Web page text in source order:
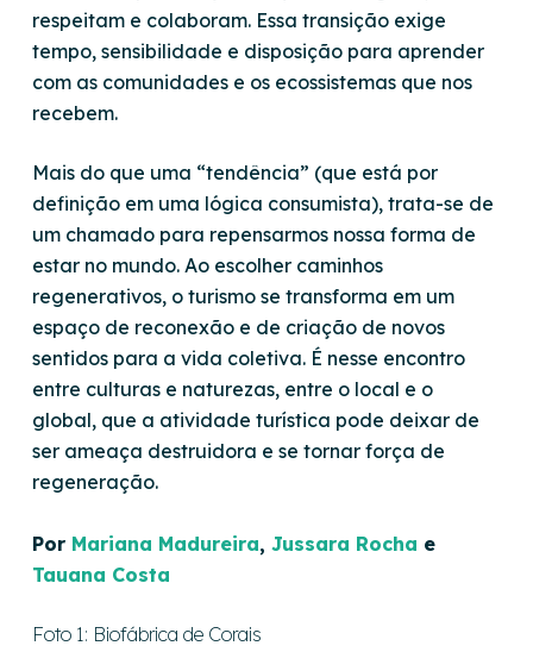
respeitam e colaboram. Essa transição exige
tempo, sensibilidade e disposição para aprender
com as comunidades e os ecossistemas que nos
recebem.
Mais do que uma “tendência” (que está por
definição em uma lógica consumista), trata-se de
um chamado para repensarmos nossa forma de
estar no mundo. Ao escolher caminhos
regenerativos, o turismo se transforma em um
espaço de reconexão e de criação de novos
sentidos para a vida coletiva. É nesse encontro
entre culturas e naturezas, entre o local e o
global, que a atividade turística pode deixar de
ser ameaça destruidora e se tornar força de
regeneração.
Por Mariana Madureira, Jussara Rocha e
Tauana Costa
Foto 1: Biofábrica de Corais